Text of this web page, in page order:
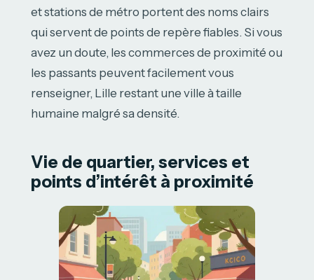
et stations de métro portent des noms clairs
qui servent de points de repère fiables. Si vous
avez un doute, les commerces de proximité ou
les passants peuvent facilement vous
renseigner, Lille restant une ville à taille
humaine malgré sa densité.
Vie de quartier, services et
points d’intérêt à proximité